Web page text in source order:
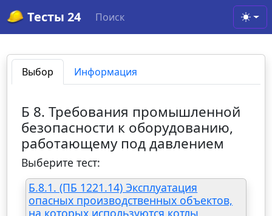
Тесты 24 Поиск
Выбор Информация
Б 8. Требования промышленной
безопасности к оборудованию,
работающему под давлением
Выберите тест:
Б.8.1. (ПБ 1221.14) Эксплуатация
опасных производственных объектов,
на которых используются котлы